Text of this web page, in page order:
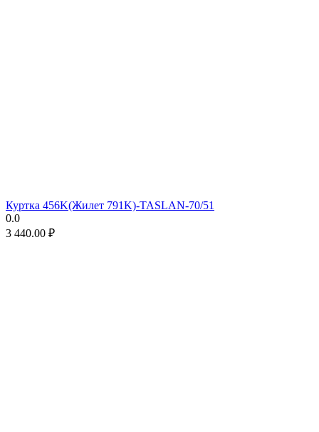
Куртка 456K(Жилет 791K)-TASLAN-70/51
0.0
3 440.00 ₽